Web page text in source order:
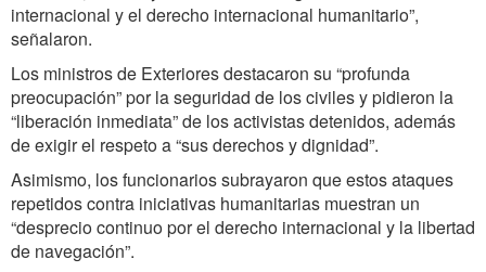
internacional y el derecho internacional humanitario”,
señalaron.
Los ministros de Exteriores destacaron su “profunda
preocupación” por la seguridad de los civiles y pidieron la
“liberación inmediata” de los activistas detenidos, además
de exigir el respeto a “sus derechos y dignidad”.
Asimismo, los funcionarios subrayaron que estos ataques
repetidos contra iniciativas humanitarias muestran un
“desprecio continuo por el derecho internacional y la libertad
de navegación”.